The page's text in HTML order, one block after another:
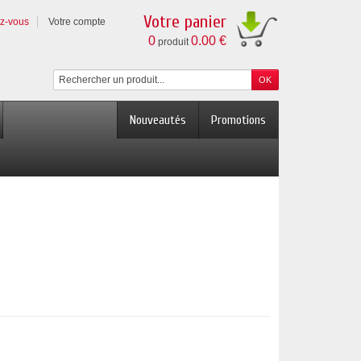
vous Votre compte Votre panier
0 produit0.00 €
Promotions
Nouveautés